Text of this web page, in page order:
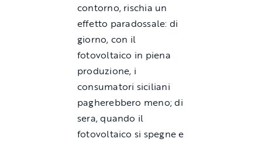
contorno, rischia un
effetto paradossale: di
giorno, con il
fotovoltaico in piena
produzione, i
consumatori siciliani
pagherebbero meno; di
sera, quando il
fotovoltaico si spegne e